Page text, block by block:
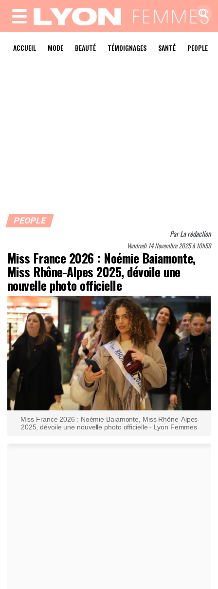
MENU
ACCUEIL MODE BEAUTÉ TÉMOIGNAGES SANTÉ PEOPLE
PEOPLE
ParLa rédaction
Vendredi 14 Novembre 2025 à 10h59
Miss France 2026 : Noémie Baiamonte,
Miss Rhône-Alpes 2025, dévoile une
nouvelle photo officielle
Miss France 2026 : Noémie Baiamonte, Miss Rhône-Alpes
2025, dévoile une nouvelle photo officielle - Lyon Femmes